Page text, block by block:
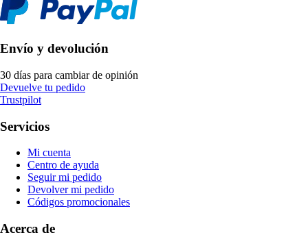
Envío y devolución
30 días para cambiar de opinión
Devuelve tu pedido
Trustpilot
Servicios
Mi cuenta
Centro de ayuda
Seguir mi pedido
Devolver mi pedido
Códigos promocionales
Acerca de